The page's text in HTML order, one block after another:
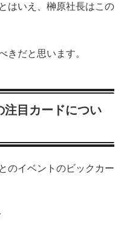
はいえ、榊原社長はこの
きだと思います。
注目カードについ
のイベントのビックカー